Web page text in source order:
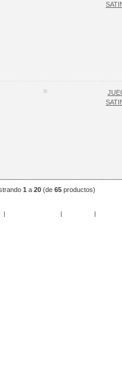
1 a 20 (de 65 productos)
| | |